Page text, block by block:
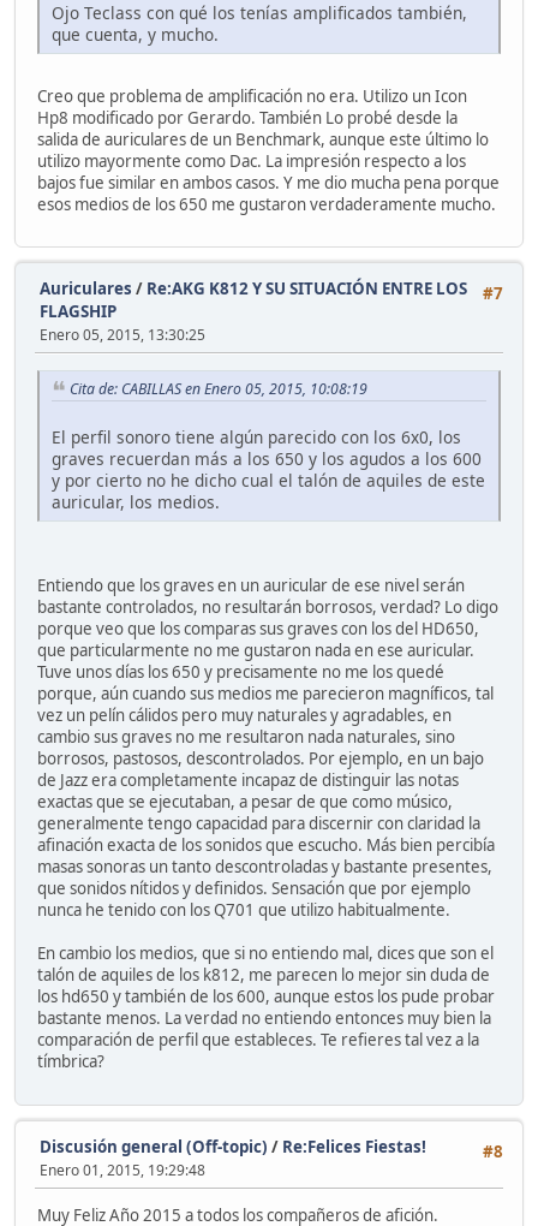
Ojo Teclass con qué los tenías amplificados también,
que cuenta, y mucho.
Creo que problema de amplificación no era. Utilizo un Icon
Hp8 modificado por Gerardo. También Lo probé desde la
salida de auriculares de un Benchmark, aunque este último lo
utilizo mayormente como Dac. La impresión respecto a los
bajos fue similar en ambos casos. Y me dio mucha pena porque
esos medios de los 650 me gustaron verdaderamente mucho.
#7
Auriculares / Re:AKG K812 Y SU SITUACIÓN ENTRE LOS
FLAGSHIP
Enero 05, 2015, 13:30:25
Cita de: CABILLAS en Enero 05, 2015, 10:08:19
El perfil sonoro tiene algún parecido con los 6x0, los
graves recuerdan más a los 650 y los agudos a los 600
y por cierto no he dicho cual el talón de aquiles de este
auricular, los medios.
Entiendo que los graves en un auricular de ese nivel serán
bastante controlados, no resultarán borrosos, verdad? Lo digo
porque veo que los comparas sus graves con los del HD650,
que particularmente no me gustaron nada en ese auricular.
Tuve unos días los 650 y precisamente no me los quedé
porque, aún cuando sus medios me parecieron magníficos, tal
vez un pelín cálidos pero muy naturales y agradables, en
cambio sus graves no me resultaron nada naturales, sino
borrosos, pastosos, descontrolados. Por ejemplo, en un bajo
de Jazz era completamente incapaz de distinguir las notas
exactas que se ejecutaban, a pesar de que como músico,
generalmente tengo capacidad para discernir con claridad la
afinación exacta de los sonidos que escucho. Más bien percibía
masas sonoras un tanto descontroladas y bastante presentes,
que sonidos nítidos y definidos. Sensación que por ejemplo
nunca he tenido con los Q701 que utilizo habitualmente.
En cambio los medios, que si no entiendo mal, dices que son el
talón de aquiles de los k812, me parecen lo mejor sin duda de
los hd650 y también de los 600, aunque estos los pude probar
bastante menos. La verdad no entiendo entonces muy bien la
comparación de perfil que estableces. Te refieres tal vez a la
tímbrica?
#8
Discusión general (Off-topic) / Re:Felices Fiestas!
Enero 01, 2015, 19:29:48
Muy Feliz Año 2015 a todos los compañeros de afición.